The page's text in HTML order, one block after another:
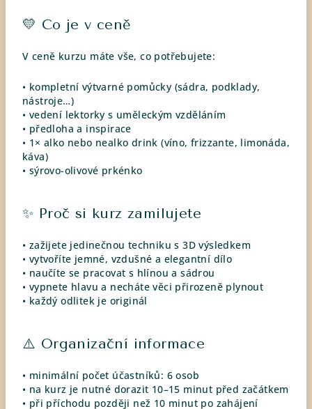
💛 Co je v ceně
V ceně kurzu máte vše, co potřebujete:
• kompletní výtvarné pomůcky (sádra, podklady,
nástroje…)
• vedení lektorky s uměleckým vzděláním
• předloha a inspirace
• 1× alko nebo nealko drink (víno, frizzante, limonáda,
káva)
• sýrovo-olivové prkénko
✨ Proč si kurz zamilujete
• zažijete jedinečnou techniku s 3D výsledkem
• vytvoříte jemné, vzdušné a elegantní dílo
• naučíte se pracovat s hlínou a sádrou
• vypnete hlavu a necháte věci přirozeně plynout
• každý odlitek je originál
⚠️ Organizační informace
• minimální počet účastníků: 6 osob
• na kurz je nutné dorazit 10–15 minut před začátkem
• při příchodu později než 10 minut po zahájení